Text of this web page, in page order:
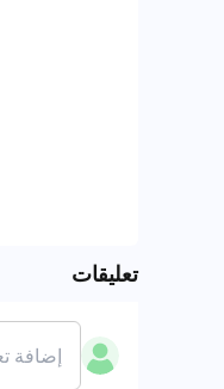
تعليقات